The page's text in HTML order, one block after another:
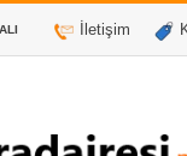
İletişim